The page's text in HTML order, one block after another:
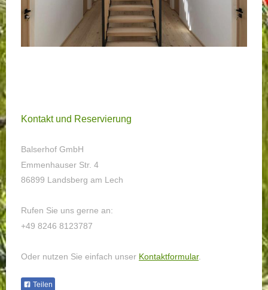
Kontakt und Reservierung
Balserhof GmbH
Emmenhauser Str. 4
86899 Landsberg am Lech
Rufen Sie uns gerne an:
+49 8246 8123787
Oder nutzen Sie einfach unser Kontaktformular.
Teilen